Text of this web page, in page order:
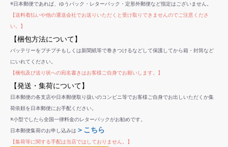
※日本郵便であれば、ゆうパック・レターパック・定形外郵便など指定はございません。
【送料着払いや他の運送会社でお送りいただくと受け取りできませんのでご注意くださ
い。】
【梱包方法について】
バッテリーをプチプチもしくは新聞紙等で巻きつけるなどして保護してから箱・封筒など
にいれてください。
【梱包及び送り状への宛名書きはお客様ご自身でお願いします。】
【発送・集荷について】
日本郵便の各支店や日本郵便取り扱いのコンビニ等でお客様ご自身でお出しいただくか集
荷依頼を日本郵便にお手配ください。
※小型でしたら全国一律料金のレターパックがお勧めです。
日本郵便集荷のお申し込みは ＞こちら
【集荷等に関する手配は当店ではしておりません。】